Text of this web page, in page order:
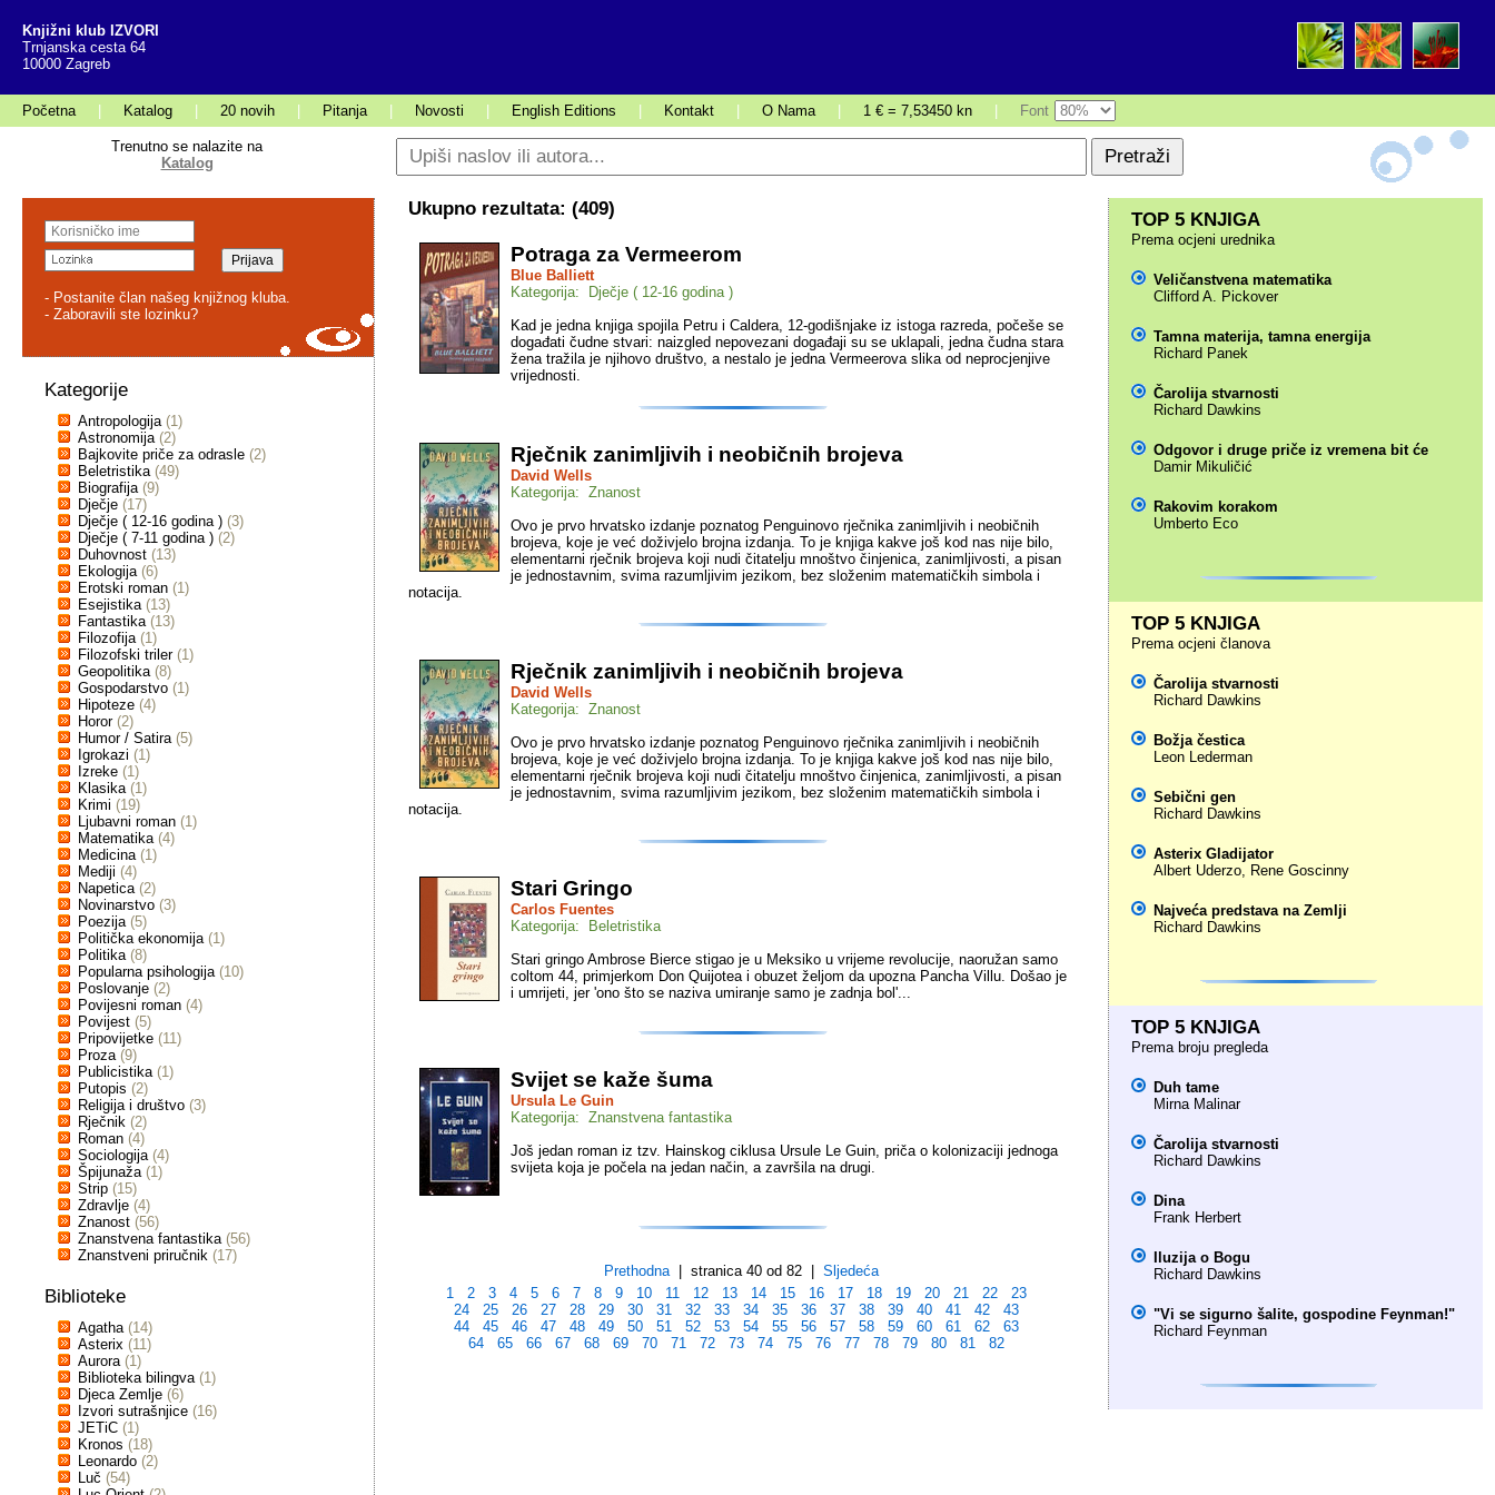
Knjižni klub IZVORI
Trnjanska cesta 64
10000 Zagreb
Početna Katalog 20 novih Pitanja Novosti English Editions Kontakt O Nama 1 € = 7,53450 kn Font
Trenutno se nalazite na
Katalog
- Postanite član našeg knjižnog kluba.
- Zaboravili ste lozinku?
Kategorije
Antropologija (1)
Astronomija (2)
Bajkovite priče za odrasle (2)
Beletristika (49)
Biografija (9)
Dječje (17)
Dječje ( 12-16 godina ) (3)
Dječje ( 7-11 godina ) (2)
Duhovnost (13)
Ekologija (6)
Erotski roman (1)
Esejistika (13)
Fantastika (13)
Filozofija (1)
Filozofski triler (1)
Geopolitika (8)
Gospodarstvo (1)
Hipoteze (4)
Horor (2)
Humor / Satira (5)
Igrokazi (1)
Izreke (1)
Klasika (1)
Krimi (19)
Ljubavni roman (1)
Matematika (4)
Medicina (1)
Mediji (4)
Napetica (2)
Novinarstvo (3)
Poezija (5)
Politička ekonomija (1)
Politika (8)
Popularna psihologija (10)
Poslovanje (2)
Povijesni roman (4)
Povijest (5)
Pripovijetke (11)
Proza (9)
Publicistika (1)
Putopis (2)
Religija i društvo (3)
Rječnik (2)
Roman (4)
Sociologija (4)
Špijunaža (1)
Strip (15)
Zdravlje (4)
Znanost (56)
Znanstvena fantastika (56)
Znanstveni priručnik (17)
Biblioteke
Agatha (14)
Asterix (11)
Aurora (1)
Biblioteka bilingva (1)
Djeca Zemlje (6)
Izvori sutrašnjice (16)
JETiC (1)
Kronos (18)
Leonardo (2)
Luč (54)
Ukupno rezultata: (409)
Potraga za Vermeerom
Blue Balliett
Kategorija: Dječje ( 12-16 godina )
Kad je jedna knjiga spojila Petru i Caldera, 12-godišnjake iz istoga razreda, počeše se
događati čudne stvari: naizgled nepovezani događaji su se uklapali, jedna čudna stara
žena tražila je njihovo društvo, a nestalo je jedna Vermeerova slika od neprocjenjive
vrijednosti.
Rječnik zanimljivih i neobičnih brojeva
David Wells
Kategorija: Znanost
Ovo je prvo hrvatsko izdanje poznatog Penguinovo rječnika zanimljivih i neobičnih
brojeva, koje je već doživjelo brojna izdanja. To je knjiga kakve još kod nas nije bilo,
elementarni rječnik brojeva koji nudi čitatelju mnoštvo činjenica, zanimljivosti, a pisan
je jednostavnim, svima razumljivim jezikom, bez složenim matematičkih simbola i
notacija.
Rječnik zanimljivih i neobičnih brojeva
David Wells
Kategorija: Znanost
Ovo je prvo hrvatsko izdanje poznatog Penguinovo rječnika zanimljivih i neobičnih
brojeva, koje je već doživjelo brojna izdanja. To je knjiga kakve još kod nas nije bilo,
elementarni rječnik brojeva koji nudi čitatelju mnoštvo činjenica, zanimljivosti, a pisan
je jednostavnim, svima razumljivim jezikom, bez složenim matematičkih simbola i
notacija.
Stari Gringo
Carlos Fuentes
Kategorija: Beletristika
Stari gringo Ambrose Bierce stigao je u Meksiko u vrijeme revolucije, naoružan samo
coltom 44, primjerkom Don Quijotea i obuzet željom da upozna Pancha Villu. Došao je
i umrijeti, jer 'ono što se naziva umiranje samo je zadnja bol'...
Svijet se kaže šuma
Ursula Le Guin
Kategorija: Znanstvena fantastika
Još jedan roman iz tzv. Hainskog ciklusa Ursule Le Guin, priča o kolonizaciji jednoga
svijeta koja je počela na jedan način, a završila na drugi.
Prethodna| stranica 40 od 82 | Sljedeća
1
2 3 4 5 6 7 8 9 10 11 12 13 14 15 16 17 18 19 20 21 22
23
24
25 26 27 28 29 30 31 32 33 34 35 36 37 38 39 40 41 42
43
44
45 46 47 48 49 50 51 52 53 54 55 56 57 58 59 60 61 62
63
64
65 66 67 68 69 70 71 72 73 74 75 76 77 78 79 80 81 82
TOP 5 KNJIGA
Prema ocjeni urednika
Veličanstvena matematika
Clifford A. Pickover
Tamna materija, tamna energija
Richard Panek
Čarolija stvarnosti
Richard Dawkins
Odgovor i druge priče iz vremena bit će
Damir Mikuličić
Rakovim korakom
Umberto Eco
TOP 5 KNJIGA
Prema ocjeni članova
Čarolija stvarnosti
Richard Dawkins
Božja čestica
Leon Lederman
Sebični gen
Richard Dawkins
Asterix Gladijator
Albert Uderzo, Rene Goscinny
Najveća predstava na Zemlji
Richard Dawkins
TOP 5 KNJIGA
Prema broju pregleda
Duh tame
Mirna Malinar
Čarolija stvarnosti
Richard Dawkins
Dina
Frank Herbert
Iluzija o Bogu
Richard Dawkins
"Vi se sigurno šalite, gospodine Feynman!"
Richard Feynman